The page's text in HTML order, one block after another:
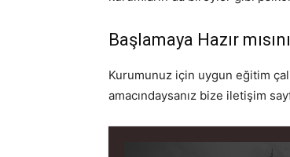
Başlamaya Hazır
Kurumunuz için uygun eğitim
amacındaysanız bize iletişim